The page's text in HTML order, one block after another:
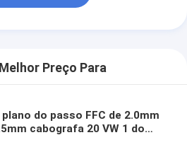
Preço Para
plano do passo FFC de 2.0mm
cabografa 20 VW 1 do